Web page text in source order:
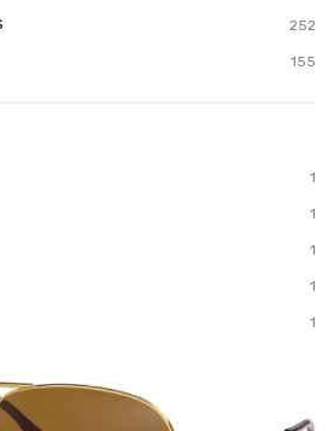
252
155
1
1
1
1
1